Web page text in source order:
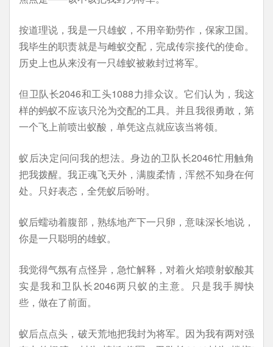
按道理说，我是一只雄蚁，不用辛勤劳作，保家卫国。
我毕生的职责就是与雌蚁交配，完成传宗接代的使命。
历史上也从来没有一只雄蚁被敕封过将军。
但卫队长2046和工头1088力排众议。它们认为，我这
样的蚂蚁不应该只沦为交配的工具。并且我很勇敢，第
一个飞上前喷出蚁酸，单凭这点就应该当将领。
蚁后决定问问我的想法。身边的卫队长2046忙用触角
把我拨醒。我正魂飞天外，满腹柔情，浑然不知身在何
处。只好表态，全凭蚁后吩咐。
蚁后蠕动着腹部，熟练地产下一只卵，意味深长地说，
你是一只聪明的雄蚁。
我觉得气氛有点怪异，急忙解释，对着火焰喷射蚁酸其
实是我和卫队长2046两只蚁的主意。只是我手脚快
些，做在了前面。
蚁后点点头，破天荒地把我封为将军。因为我有两对强